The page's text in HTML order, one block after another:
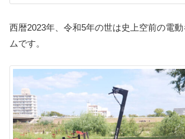
西暦2023年、令和5年の世は史上空前の電
ムです。